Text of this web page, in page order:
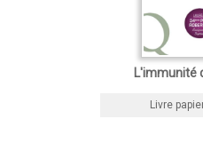
L'immunité
Livre